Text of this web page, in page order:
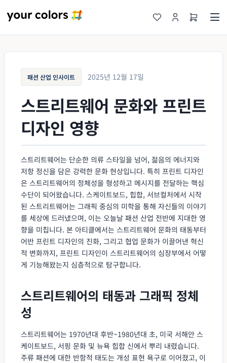
패션 산업 인사이트 2025년 12월 17일
스트리트웨어 문화와 프린트
디자인 영향
스트리트웨어는 단순한 의류 스타일을 넘어, 젊음의 에너지와
저항 정신을 담은 강력한 문화 현상입니다. 특히 프린트 디자인
은 스트리트웨어의 정체성을 형성하고 메시지를 전달하는 핵심
수단이 되어왔습니다. 스케이트보드, 힙합, 서브컬처에서 시작
된 스트리트웨어는 그래픽 중심의 미학을 통해 자신들의 이야기
를 세상에 드러냈으며, 이는 오늘날 패션 산업 전반에 지대한 영
향을 미칩니다. 본 아티클에서는 스트리트웨어 문화의 태동부터
어반 프린트 디자인의 진화, 그리고 협업 문화가 이끌어낸 혁신
적 변화까지, 프린트 디자인이 스트리트웨어의 심장부에서 어떻
게 기능해왔는지 심층적으로 탐구합니다.
스트리트웨어의 태동과 그래픽 정체
성
스트리트웨어는 1970년대 후반~1980년대 초, 미국 서해안 스
케이트보드, 서핑 문화 및 뉴욕 힙합 신에서 뿌리 내렸습니다.
주류 패션에 대한 반항적 태도는 개성 표현 욕구로 이어졌고, 이